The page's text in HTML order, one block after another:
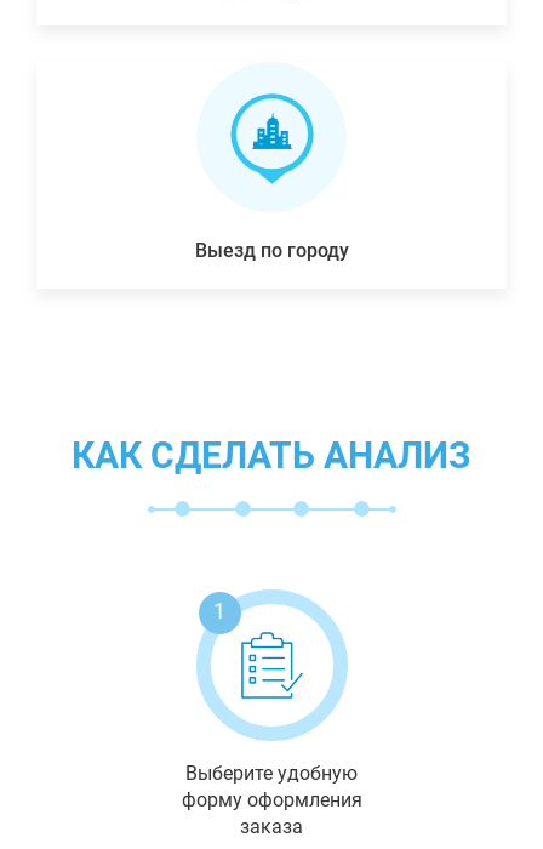
Выезд по городу
КАК СДЕЛАТЬ АНАЛИЗ
1
Выберите удобную
форму оформления
заказа